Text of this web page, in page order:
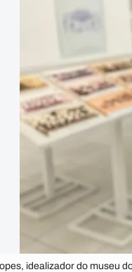
idealizador do museu